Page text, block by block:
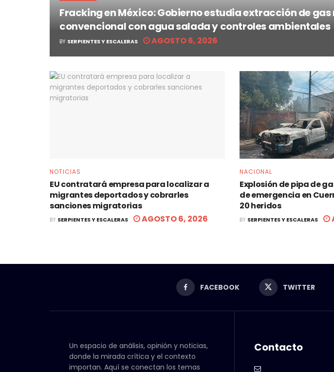
Fracking en México: Gobierno estudia extracción de gas
convencional con agua salada y controles ambientales
BY SERPIENTES Y ESCALERAS AGOSTO 6, 2026
NOTICIAS
EU contratará empresa para localizar a
migrantes deportados y cobrarles
sanciones migratorias
BY SERPIENTES Y ESCALERAS AGOSTO 6, 2026
NACIONAL
Explosión de pipa de
de emergencia en
20 heridos
BY SERPIENTES Y ESCALERAS
FACEBOOK TWITTER
Un espacio de análisis, opinión y noticias,
donde la mirada crítica y el contexto
importan. Aquí se conectan los temas
Contacto